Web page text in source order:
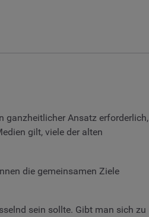
ganzheitlicher Ansatz erforderlich,
gilt, viele der alten
die gemeinsamen Ziele
sein sollte. Gibt man sich zu